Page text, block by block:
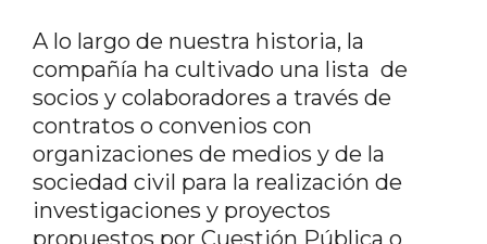
A lo largo de nuestra historia, la
compañía ha cultivado una lista de
socios y colaboradores a través de
contratos o convenios con
organizaciones de medios y de la
sociedad civil para la realización de
investigaciones y proyectos
propuestos por Cuestión Pública o